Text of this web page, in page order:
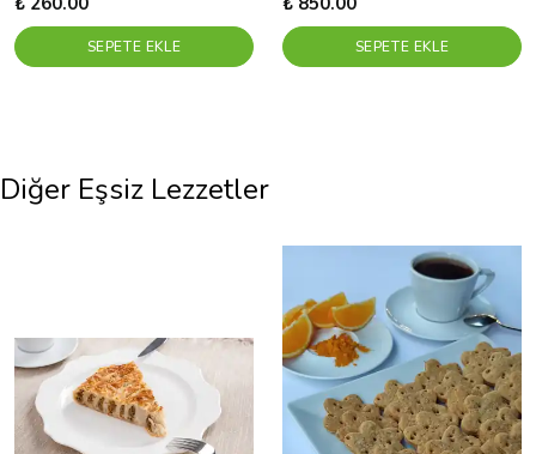
SEPETE EKLE SEPETE EKLE
Diğer Eşsiz Lezzetler